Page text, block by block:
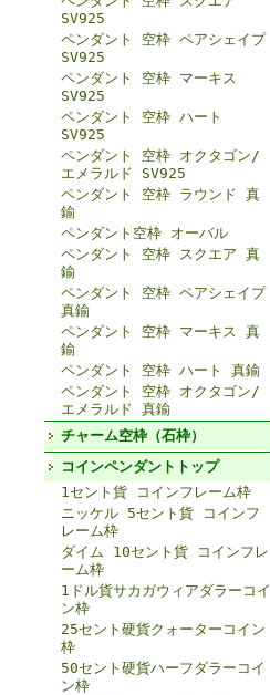
SV925
ペンダント 空枠 ペアシェイプ
SV925
ペンダント 空枠 マーキス
SV925
ペンダント 空枠 ハート
SV925
ペンダント 空枠 オクタゴン/
エメラルド SV925
ペンダント 空枠 ラウンド 真
鍮
ペンダント空枠 オーバル
ペンダント 空枠 スクエア 真
鍮
ペンダント 空枠 ペアシェイプ
真鍮
ペンダント 空枠 マーキス 真
鍮
ペンダント 空枠 ハート 真鍮
ペンダント 空枠 オクタゴン/
エメラルド 真鍮
チャーム空枠（石枠）
コインペンダントトップ
1セント貨 コインフレーム枠
ニッケル 5セント貨 コインフ
レーム枠
ダイム 10セント貨 コインフレ
ーム枠
1ドル貨サカガウィアダラーコイ
ン枠
25セント硬貨クォーターコイン
枠
50セント硬貨ハーフダラーコイ
ン枠